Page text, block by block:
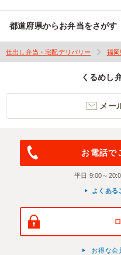
都道府県からお弁当をさがす
仕出し弁当・宅配デリバリー 福岡
くるめし
メー
お電話で
平日 9:00～
よくある
お得な会